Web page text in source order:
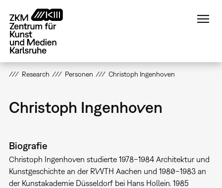
zum
Inhalt
Research Personen Christoph Ingenhoven
Christoph Ingenhoven
Biografie
Christoph Ingenhoven studierte 1978–1984 Architektur und
Kunstgeschichte an der RWTH Aachen und 1980–1983 an
der Kunstakademie Düsseldorf bei Hans Hollein. 1985